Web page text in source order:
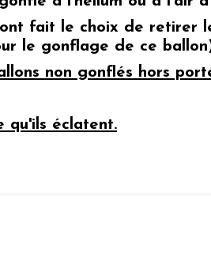
fait le choix de retirer
le gonflage de ce
non gonflés hors
qu'ils éclatent.